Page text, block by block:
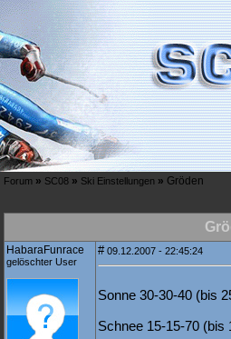
Forum» SC08» Ski Einstellungen » Gröden
HabaraFunrace
gelöschter User
#09.12.2007 - 22:45:24
Sonne 30-30-40 (bis
Schnee 15-15-70 (bis